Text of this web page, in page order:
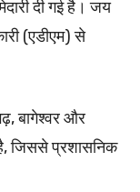
दी गई है। जय
(एडीएम) से
बागेश्वर और
है, जिससे प्रशासनिक